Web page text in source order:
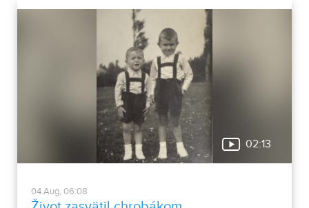
02:13
04.Aug, 06:08